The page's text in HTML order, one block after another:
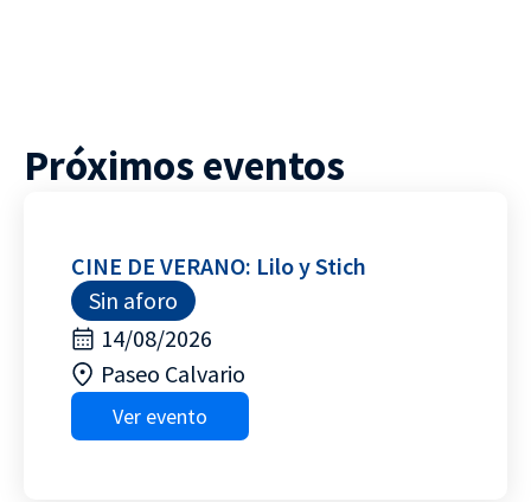
Próximos eventos
CINE DE VERANO: Lilo y Stich
Sin aforo
14/08/2026
Paseo Calvario
Ver evento